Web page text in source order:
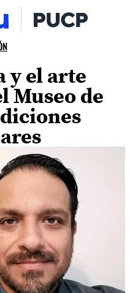
y el arte
Museo de